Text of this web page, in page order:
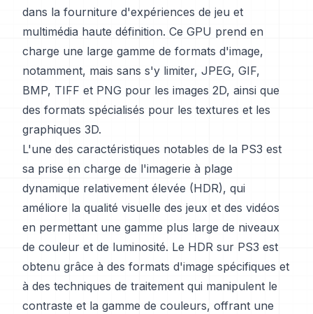
dans la fourniture d'expériences de jeu et
multimédia haute définition. Ce GPU prend en
charge une large gamme de formats d'image,
notamment, mais sans s'y limiter, JPEG, GIF,
BMP, TIFF et PNG pour les images 2D, ainsi que
des formats spécialisés pour les textures et les
graphiques 3D.
L'une des caractéristiques notables de la PS3 est
sa prise en charge de l'imagerie à plage
dynamique relativement élevée (HDR), qui
améliore la qualité visuelle des jeux et des vidéos
en permettant une gamme plus large de niveaux
de couleur et de luminosité. Le HDR sur PS3 est
obtenu grâce à des formats d'image spécifiques et
à des techniques de traitement qui manipulent le
contraste et la gamme de couleurs, offrant une